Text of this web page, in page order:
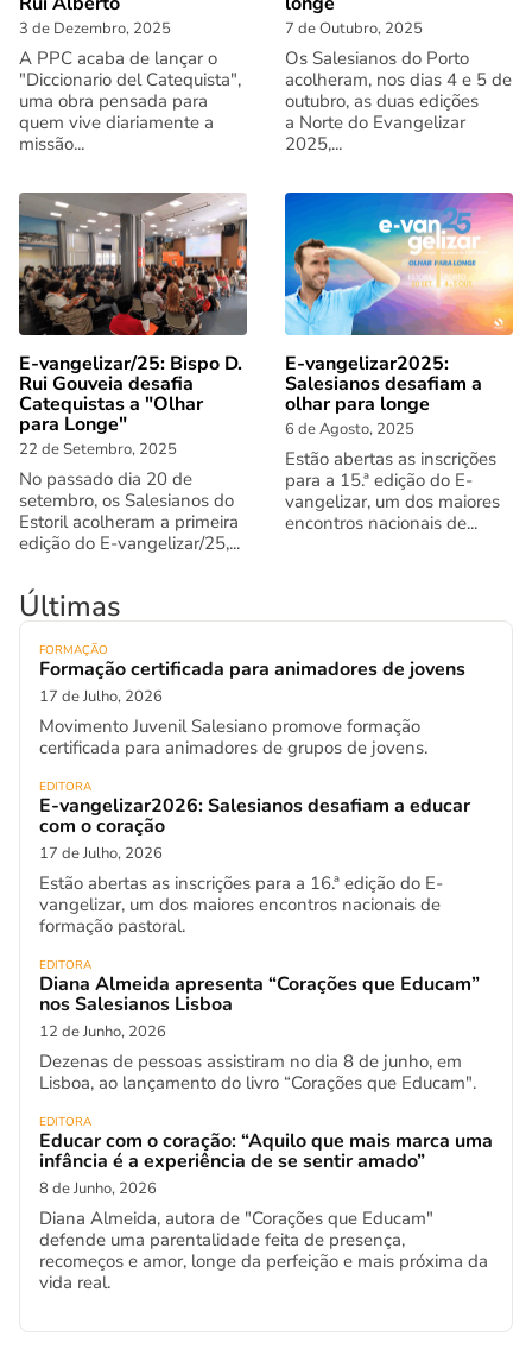
3 de Dezembro, 2025
A PPC acaba de lançar o
"Diccionario del Catequista",
uma obra pensada para
quem vive diariamente a
missão...
7 de Outubro, 2025
Os Salesianos do Porto
acolheram, nos dias 4 e 5 de
outubro, as duas edições
a Norte do Evangelizar
2025,...
E-vangelizar/25: Bispo D.
Rui Gouveia desafia
Catequistas a "Olhar
para Longe"
22 de Setembro, 2025
No passado dia 20 de
setembro, os Salesianos do
Estoril acolheram a primeira
edição do E-vangelizar/25,...
E-vangelizar2025:
Salesianos desafiam a
olhar para longe
6 de Agosto, 2025
Estão abertas as inscrições
para a 15.ª edição do E-
vangelizar, um dos maiores
encontros nacionais de...
Últimas
FORMAÇÃO
Formação certificada para animadores de jovens
17 de Julho, 2026
Movimento Juvenil Salesiano promove formação
certificada para animadores de grupos de jovens.
EDITORA
E-vangelizar2026: Salesianos desafiam a educar
com o coração
17 de Julho, 2026
Estão abertas as inscrições para a 16.ª edição do E-
vangelizar, um dos maiores encontros nacionais de
formação pastoral.
EDITORA
Diana Almeida apresenta “Corações que Educam”
nos Salesianos Lisboa
12 de Junho, 2026
Dezenas de pessoas assistiram no dia 8 de junho, em
Lisboa, ao lançamento do livro “Corações que Educam".
EDITORA
Educar com o coração: “Aquilo que mais marca uma
infância é a experiência de se sentir amado”
8 de Junho, 2026
Diana Almeida, autora de "Corações que Educam"
defende uma parentalidade feita de presença,
recomeços e amor, longe da perfeição e mais próxima da
vida real.